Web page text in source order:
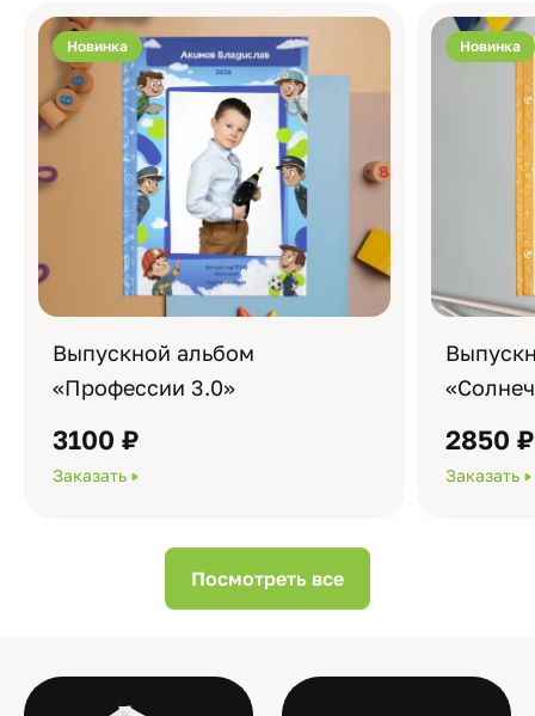
Новинка
Выпускной альбом
«Профессии 3.0»
3100 ₽
Заказать
Новинка
2850 ₽
Заказать
Посмотреть все